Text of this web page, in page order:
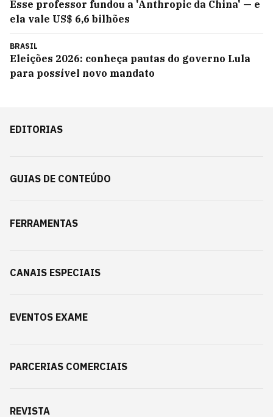
Esse professor fundou a 'Anthropic da China' — e
ela vale US$ 6,6 bilhões
BRASIL
Eleições 2026: conheça pautas do governo Lula
para possível novo mandato
EDITORIAS
GUIAS DE CONTEÚDO
FERRAMENTAS
CANAIS ESPECIAIS
EVENTOS EXAME
PARCERIAS COMERCIAIS
REVISTA